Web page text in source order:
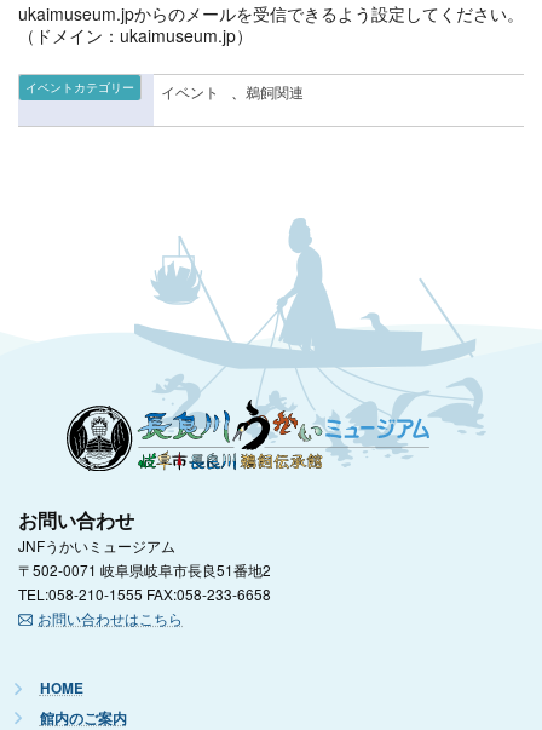
ukaimuseum.jpからのメールを受信できるよう設定してください。
（ドメイン：ukaimuseum.jp）
イベントカテゴリー イベント 鵜飼関連
お問い合わせ
JNFうかいミュージアム
〒502-0071 岐阜県岐阜市長良51番地2
TEL:058-210-1555 FAX:058-233-6658
お問い合わせはこちら
HOME
館内のご案内